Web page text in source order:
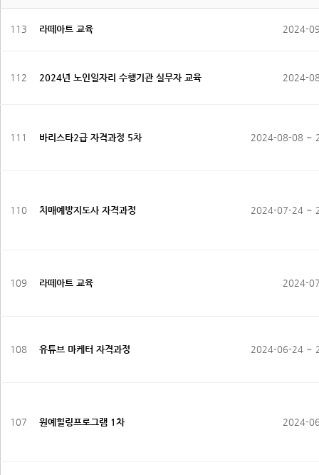
113 라떼아트 교육 2024-
112 2024년 노인일자리 수행기관 실무자 교육 2024-
111 바리스타2급 자격과정 5차 2024-08-08 ~
110 치매예방지도사 자격과정 2024-07-24 ~
109 라떼아트 교육 2024-
108 유튜브 마케터 자격과정 2024-06-24 ~
107 원예힐링프로그램 1차 2024-